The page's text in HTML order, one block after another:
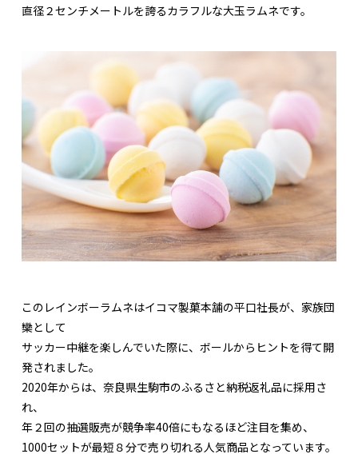
直径２センチメートルを誇るカラフルな大玉ラムネです。
このレインボーラムネはイコマ製菓本舗の平口社長が、家族団
欒として
サッカー中継を楽しんでいた際に、ボールからヒントを得て開
発されました。
2020年からは、奈良県生駒市のふるさと納税返礼品に採用さ
れ、
年２回の抽選販売が競争率40倍にもなるほど注目を集め、
1000セットが最短８分で売り切れる人気商品となっています。